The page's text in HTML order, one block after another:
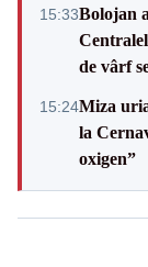
15:33Bolojan
de vârf
15:24Miza
la
oxigen”